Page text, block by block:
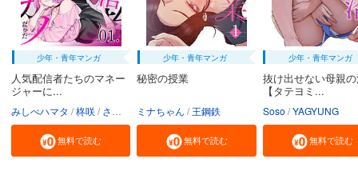
少年・青年マンガ
人気配信者たちのマネー
ジャーに...
みしべハマタ 柊咲 さかむけ
無料で読む
少年・青年マンガ
秘密の授業
ミナちゃん 王鋼鉄
無料で読む
少年・青年マンガ
抜け出せない母親
【タテヨミ...
Soso YAGYUNG
無料で読む